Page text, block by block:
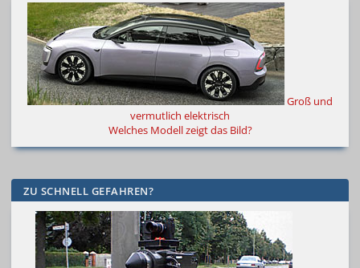
Groß und
vermutlich elektrisch
Welches Modell zeigt das Bild?
ZU SCHNELL GEFAHREN?